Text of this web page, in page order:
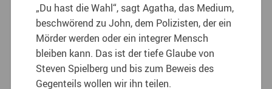
„Du hast die Wahl“, sagt Agatha, das Medium,
beschwörend zu John, dem Polizisten, der ein
Mörder werden oder ein integrer Mensch
bleiben kann. Das ist der tiefe Glaube von
Steven Spielberg und bis zum Beweis des
Gegenteils wollen wir ihn teilen.